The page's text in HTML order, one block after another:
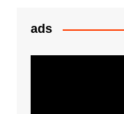
k
ads